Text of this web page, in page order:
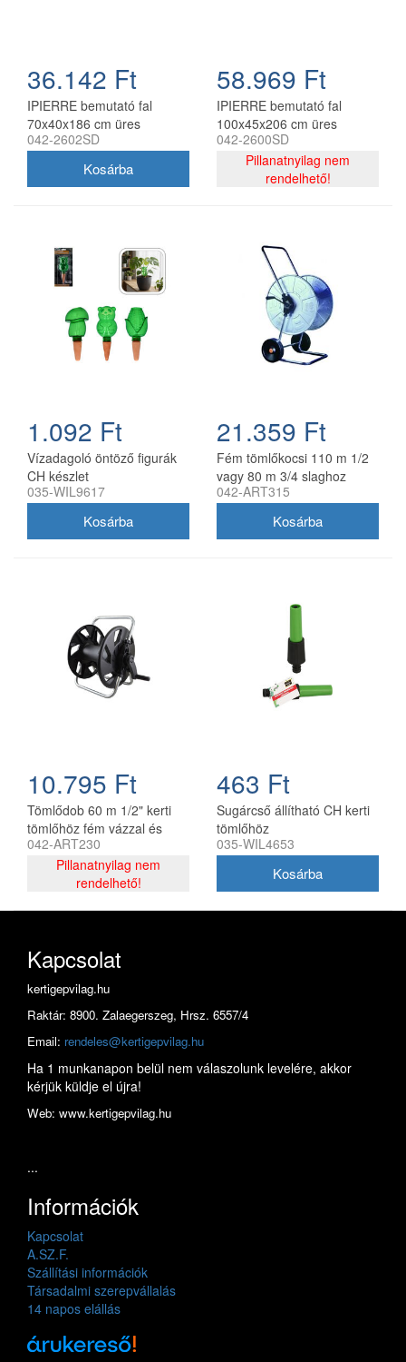
36.142 Ft
IPIERRE bemutató fal
70x40x186 cm üres
042-2602SD
58.969 Ft
IPIERRE bemutató fal
100x45x206 cm üres
042-2600SD
Pillanatnyilag nem
rendelhető!
1.092 Ft
Vízadagoló öntöző figurák
CH készlet
035-WIL9617
21.359 Ft
Fém tömlőkocsi 110 m 1/2
vagy 80 m 3/4 slaghoz
horganyzott acél AG315
042-ART315
10.795 Ft
Tömlődob 60 m 1/2" kerti
tömlőhöz fém vázzal és
műanyag dobbal
042-ART230
Pillanatnyilag nem
rendelhető!
463 Ft
Sugárcső állítható CH kerti
tömlőhöz
035-WIL4653
Kapcsolat
kertigepvilag.hu
Raktár: 8900. Zalaegerszeg, Hrsz. 6557/4
Email: rendeles@kertigepvilag.hu
Ha 1 munkanapon belül nem válaszolunk levelére, akkor
kérjük küldje el újra!
Web: www.kertigepvilag.hu
...
Információk
Kapcsolat
A.SZ.F.
Szállítási információk
Társadalmi szerepvállalás
14 napos elállás